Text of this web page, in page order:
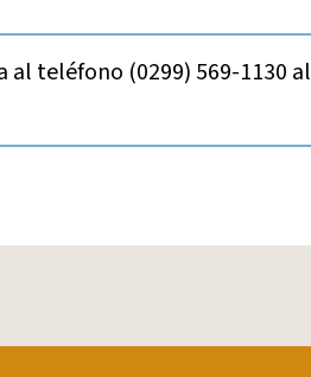
al teléfono (0299) 569-1130 al